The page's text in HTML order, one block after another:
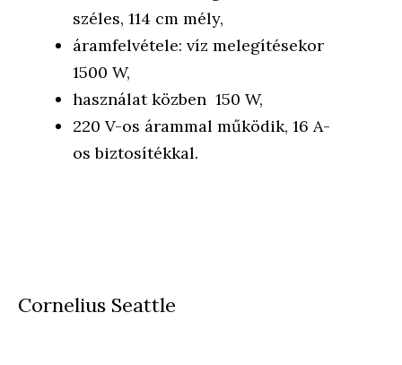
széles, 114 cm mély,
áramfelvétele: víz melegítésekor
1500 W,
használat közben 150 W,
220 V-os árammal működik, 16 A-
os biztosítékkal.
Cornelius Seattle